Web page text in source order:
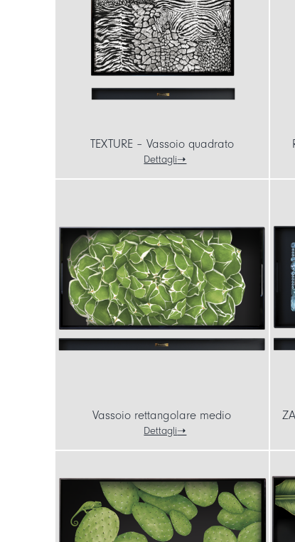
TEXTURE – Vassoio quadrato
Dettagli
Vassoio rettangolare medio
Dettagli